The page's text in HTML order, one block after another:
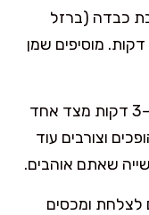
כבדה (ברזל
יצוק/נירוסטה) על אש גבוהה 2–3 דקות. מוסיפים שמן
צורבים 2–3 דקות מצד אחד
וצורבים עוד
לצלחת ומכסים